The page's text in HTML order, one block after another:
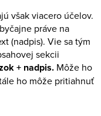
však viacero účelov.
práve na
(nadpis). Vie sa tým
sekcii
+ nadpis. Môže ho
ho môže pritiahnuť